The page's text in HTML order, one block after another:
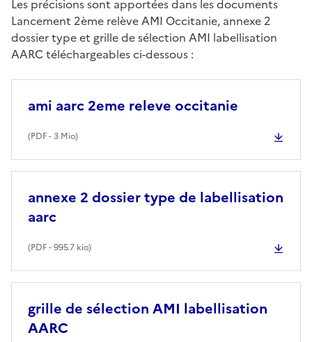
Les précisions sont apportées dans les documents
Lancement 2ème relève AMI Occitanie, annexe 2
dossier type et grille de sélection AMI labellisation
AARC téléchargeables ci-dessous :
ami aarc 2eme releve occitanie
(PDF- 3 Mio)
annexe 2 dossier type de labellisation
aarc
(PDF- 995.7 kio)
grille de sélection AMI labellisation
AARC